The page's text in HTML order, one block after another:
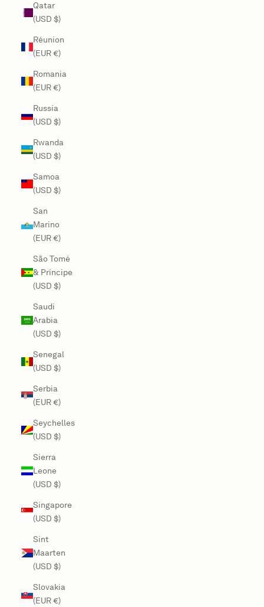
Qatar
(USD $)
Réunion
(EUR €)
Romania
(EUR €)
Russia
(USD $)
Rwanda
(USD $)
Samoa
(USD $)
San
Marino
(EUR €)
São Tomé
& Príncipe
(USD $)
Saudi
Arabia
(USD $)
Senegal
(USD $)
Serbia
(EUR €)
Seychelles
(USD $)
Sierra
Leone
(USD $)
Singapore
(USD $)
Sint
Maarten
(USD $)
Slovakia
(EUR €)